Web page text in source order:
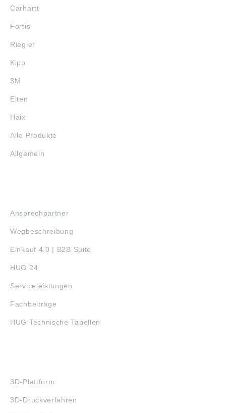
Carhartt
Fortis
Riegler
Kipp
3M
Elten
Haix
Alle Produkte
Allgemein
Ansprechpartner
Wegbeschreibung
Einkauf 4.0 | B2B Suite
HUG 24
Serviceleistungen
Fachbeiträge
HUG Technische Tabellen
3D-Plattform
3D-Druckverfahren